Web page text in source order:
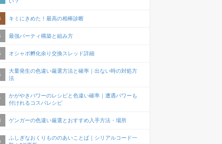
キミにきめた！最高の相棒診断
最強パーティ構築と組み方
オシャボ孵化余り交換スレッド詳細
大量発生の色違い厳選方法と確率｜出ない時の対処方
法
かがやきパワーのレシピと色違い確率｜遭遇パワーも
付けれるコスパレシピ
ゲンガーの色違い厳選とおすすめ入手方法・場所
ふしぎなおくりもののあいことば｜シリアルコード一